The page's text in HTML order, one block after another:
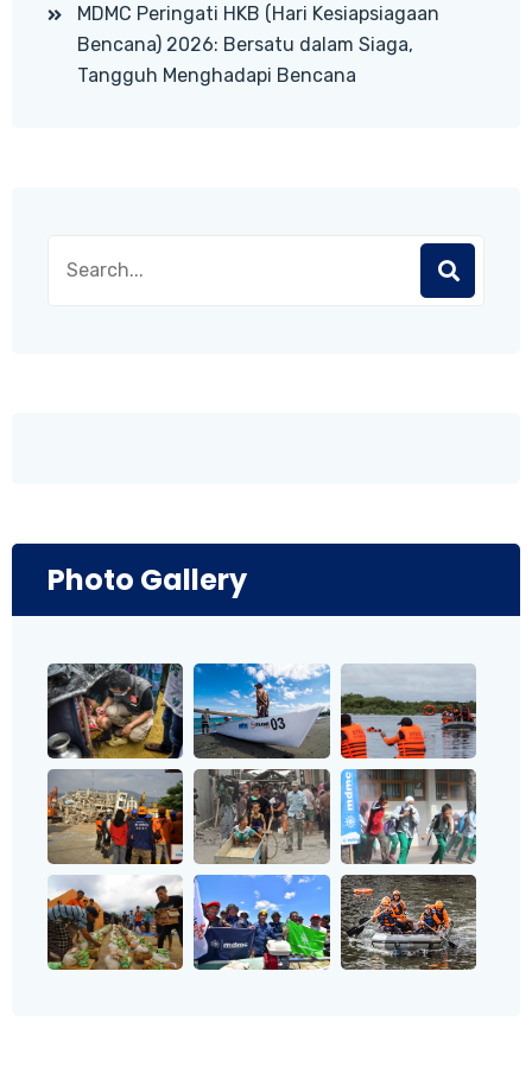
MDMC Peringati HKB (Hari Kesiapsiagaan
Bencana) 2026: Bersatu dalam Siaga,
Tangguh Menghadapi Bencana
Photo Gallery